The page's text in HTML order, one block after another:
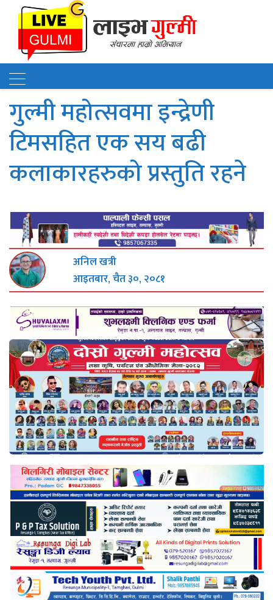
गुल्मी महोत्सवमा इन्द्रेणी
टिमसहित एक सय बढी
कलाकारहरुको प्रस्तुति रहने
अनिल खत्री
आइतबार, चैत ३०, २०८१